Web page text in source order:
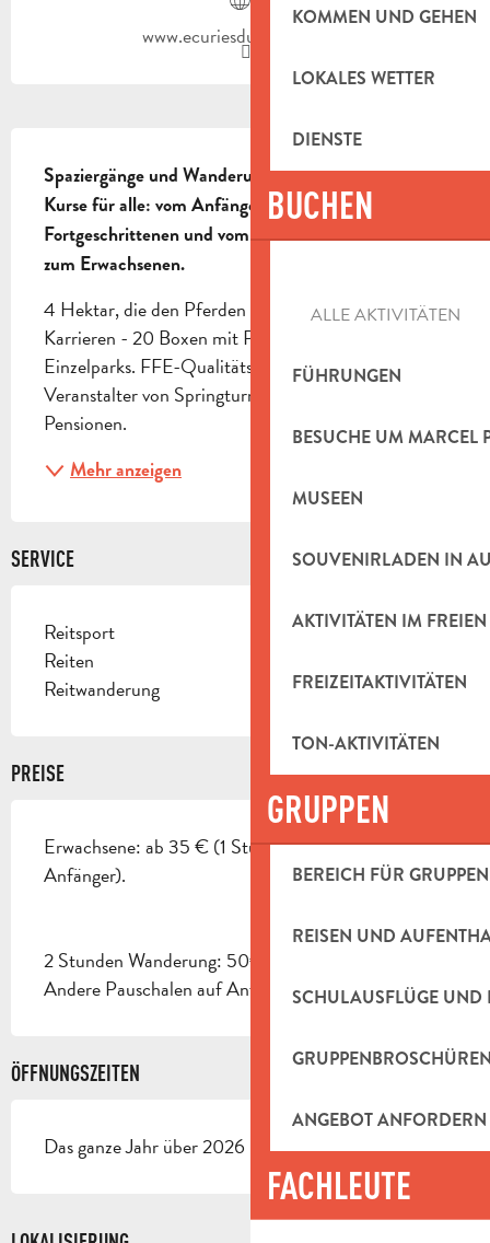
KOMMEN UND GEHEN
LOKALES WETTER
DIENSTE
BUCHEN
ALLE AKTIVITÄTEN
FÜHRUNGEN
BESUCHE UM MARCEL
MUSEEN
SOUVENIRLADEN IN
AKTIVITÄTEN IM FREIEN
FREIZEITAKTIVITÄTEN
TON-AKTIVITÄTEN
GRUPPEN
BEREICH FÜR GRUPPEN
REISEN UND
SCHULAUSFLÜGE UND
ANGEBOT ANFORDERN
FACHLEUTE
www.ecuriesduliondor.com
Spaziergänge und Wanderungen.
Kurse für alle: vom Anfänger bis zum
Fortgeschrittenen und vom Kind (ab 4 Jahren) bis
zum Erwachsenen.
4 Hektar, die den Pferden gewidmet sind 3
Karrieren - 20 Boxen mit Paddock und 50
Einzelparks. FFE-Qualitätssiegel Offizieller
Veranstalter von Springturnieren. Praktika.
Pensionen.
Mehr anzeigen
SERVICE
Reitsport
Reiten
Reitwanderung
PREISE
Erwachsene: ab 35 € (1 Stunde Wanderung
Anfänger).
2 Stunden Wanderung: 50€.
Andere Pauschalen auf Anfrage möglich.
ÖFFNUNGSZEITEN
Das ganze Jahr über 2026 - Geöffnet jeden tag